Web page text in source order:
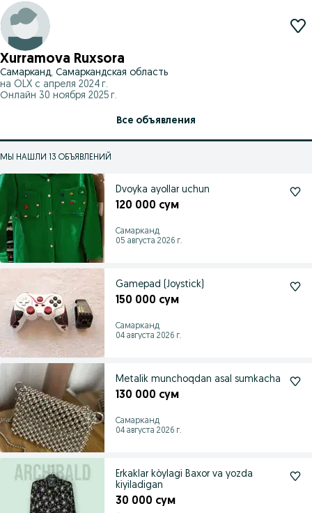
Xurramova Ruxsora
Самарканд, Самаркандская область
на OLX с апреля 2024 г.
Онлайн 30 ноября 2025 г.
Все объявления
МЫ НАШЛИ 13 ОБЪЯВЛЕНИЙ
Dvoyka ayollar uchun
120 000 сум
Самарканд
05 августа 2026 г.
Gamepad (Joystick)
150 000 сум
Самарканд
04 августа 2026 г.
Metalik munchoqdan asal sumkacha
130 000 сум
Самарканд
04 августа 2026 г.
Erkaklar kòylagi Baxor va yozda
kiyiladigan
30 000 сум